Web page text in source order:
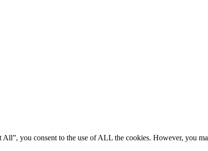
you consent to the use of ALL the cookies. However, you